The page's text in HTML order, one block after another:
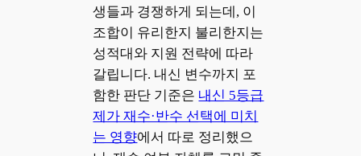
생들과 경쟁하게 되는데, 이
조합이 유리한지 불리한지는
성적대와 지원 전략에 따라
갈립니다. 내신 변수까지 포
함한 판단 기준은 내신 5등급
제가 재수·반수 선택에 미치
는 영향에서 따로 정리했으